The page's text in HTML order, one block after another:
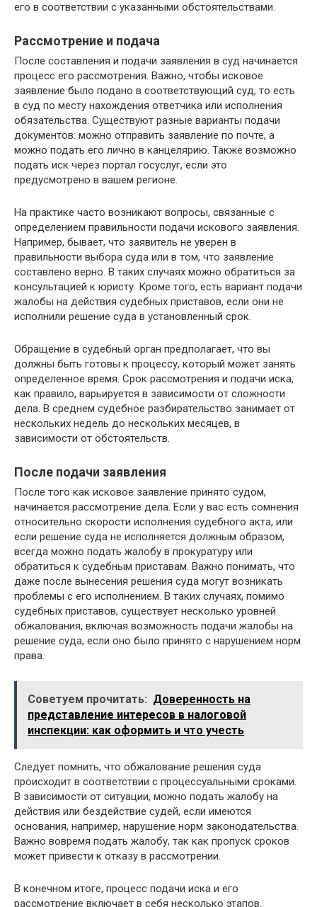
его в соответствии с указанными обстоятельствами.
Рассмотрение и подача
После составления и подачи заявления в суд начинается
процесс его рассмотрения. Важно, чтобы исковое
заявление было подано в соответствующий суд, то есть
в суд по месту нахождения ответчика или исполнения
обязательства. Существуют разные варианты подачи
документов: можно отправить заявление по почте, а
можно подать его лично в канцелярию. Также возможно
подать иск через портал госуслуг, если это
предусмотрено в вашем регионе.
На практике часто возникают вопросы, связанные с
определением правильности подачи искового заявления.
Например, бывает, что заявитель не уверен в
правильности выбора суда или в том, что заявление
составлено верно. В таких случаях можно обратиться за
консультацией к юристу. Кроме того, есть вариант подачи
жалобы на действия судебных приставов, если они не
исполнили решение суда в установленный срок.
Обращение в судебный орган предполагает, что вы
должны быть готовы к процессу, который может занять
определенное время. Срок рассмотрения и подачи иска,
как правило, варьируется в зависимости от сложности
дела. В среднем судебное разбирательство занимает от
нескольких недель до нескольких месяцев, в
зависимости от обстоятельств.
После подачи заявления
После того как исковое заявление принято судом,
начинается рассмотрение дела. Если у вас есть сомнения
относительно скорости исполнения судебного акта, или
если решение суда не исполняется должным образом,
всегда можно подать жалобу в прокуратуру или
обратиться к судебным приставам. Важно понимать, что
даже после вынесения решения суда могут возникать
проблемы с его исполнением. В таких случаях, помимо
судебных приставов, существует несколько уровней
обжалования, включая возможность подачи жалобы на
решение суда, если оно было принято с нарушением норм
права.
Советуем прочитать: Доверенность на
представление интересов в налоговой
инспекции: как оформить и что учесть
Следует помнить, что обжалование решения суда
происходит в соответствии с процессуальными сроками.
В зависимости от ситуации, можно подать жалобу на
действия или бездействие судей, если имеются
основания, например, нарушение норм законодательства.
Важно вовремя подать жалобу, так как пропуск сроков
может привести к отказу в рассмотрении.
В конечном итоге, процесс подачи иска и его
рассмотрение включает в себя несколько этапов.